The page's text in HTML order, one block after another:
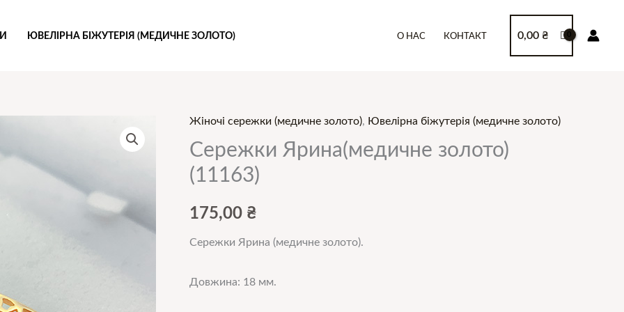
ЮВЕЛІРНА БІЖУТЕРІЯ (МЕДИЧНЕ ЗОЛОТО) О НАС КОНТАКТ 0,00 ₴
Жіночі сережки (медичне золото), Ювелірна біжутерія (медичне золото)
Сережки Ярина(медичне золото)
(11163)
175,00 ₴
Сережки Ярина (медичне золото).
Довжина: 18 мм.